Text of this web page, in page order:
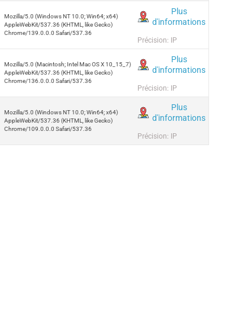
Mozilla/5.0 (Windows NT 10.0; Win64; x64)
AppleWebKit/537.36 (KHTML, like Gecko)
Chrome/139.0.0.0 Safari/537.36
Plus
d'informations
Précision: IP
Mozilla/5.0 (Macintosh; Intel Mac OS X 10_15_7)
AppleWebKit/537.36 (KHTML, like Gecko)
Chrome/136.0.0.0 Safari/537.36
Plus
d'informations
Précision: IP
Mozilla/5.0 (Windows NT 10.0; Win64; x64)
AppleWebKit/537.36 (KHTML, like Gecko)
Chrome/109.0.0.0 Safari/537.36
Plus
d'informations
Précision: IP